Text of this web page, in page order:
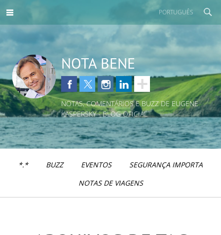
PORTUGUÊS
NOTA BENE
NOTAS, COMENTÁRIOS E BUZZ DE EUGENE
KASPERSKY - BLOG OFICIAL
*.* BUZZ EVENTOS
SEGURANÇA IMPORTA
NOTAS DE VIAGENS